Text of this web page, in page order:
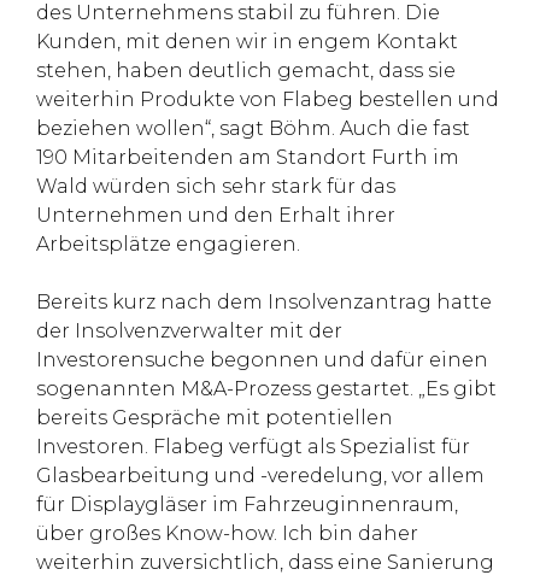
des Unternehmens stabil zu führen. Die
Kunden, mit denen wir in engem Kontakt
stehen, haben deutlich gemacht, dass sie
weiterhin Produkte von Flabeg bestellen und
beziehen wollen“, sagt Böhm. Auch die fast
190 Mitarbeitenden am Standort Furth im
Wald würden sich sehr stark für das
Unternehmen und den Erhalt ihrer
Arbeitsplätze engagieren.
Bereits kurz nach dem Insolvenzantrag hatte
der Insolvenzverwalter mit der
Investorensuche begonnen und dafür einen
sogenannten M&A-Prozess gestartet. „Es gibt
bereits Gespräche mit potentiellen
Investoren. Flabeg verfügt als Spezialist für
Glasbearbeitung und -veredelung, vor allem
für Displaygläser im Fahrzeuginnenraum,
über großes Know-how. Ich bin daher
weiterhin zuversichtlich, dass eine Sanierung